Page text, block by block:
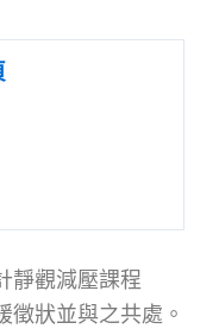
靜觀減壓課程
徵狀並與之共處。